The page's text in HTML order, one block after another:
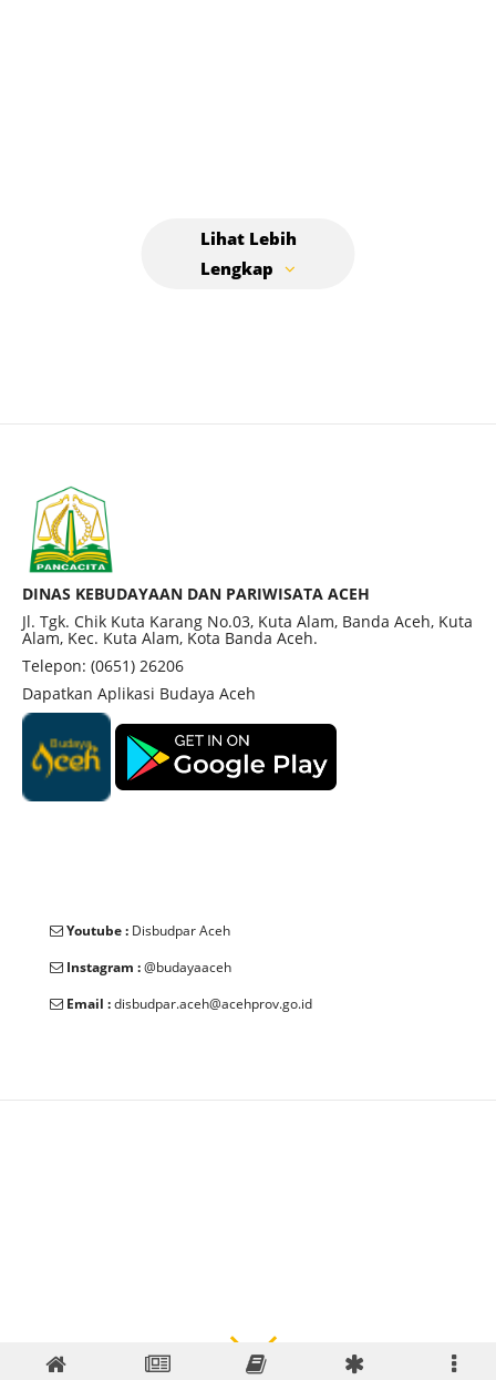
DINAS KEBUDAYAAN DAN PARIWISATA ACEH
Jl. Tgk. Chik Kuta Karang No.03, Kuta Alam, Banda Aceh, Kuta
Alam, Kec. Kuta Alam, Kota Banda Aceh.
Telepon: (0651) 26206
Dapatkan Aplikasi Budaya Aceh
Youtube : Disbudpar Aceh
Instagram :@budayaaceh
Email :disbudpar.aceh@acehprov.go.id